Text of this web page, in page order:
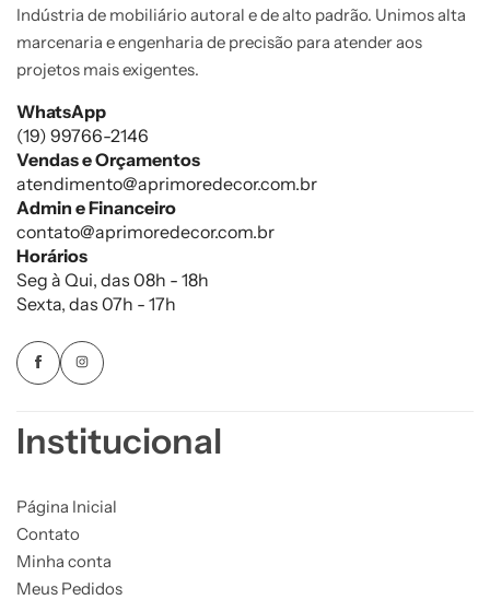
Indústria de mobiliário autoral e de alto padrão. Unimos alta
marcenaria e engenharia de precisão para atender aos
projetos mais exigentes.
WhatsApp
(19) 99766-2146
Vendas e Orçamentos
atendimento@aprimoredecor.com.br
Admin e Financeiro
contato@aprimoredecor.com.br
Horários
Seg à Qui, das 08h - 18h
Sexta, das 07h - 17h
Institucional
Página Inicial
Contato
Minha conta
Meus Pedidos